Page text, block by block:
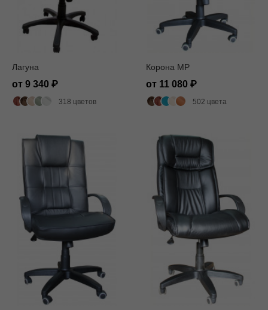
Лагуна
от 9 340
318 цветов
Корона MP
от 11 080
502 цвета